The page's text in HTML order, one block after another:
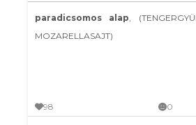
paradicsomos alap,
MOZARELLASAJT)
98 0